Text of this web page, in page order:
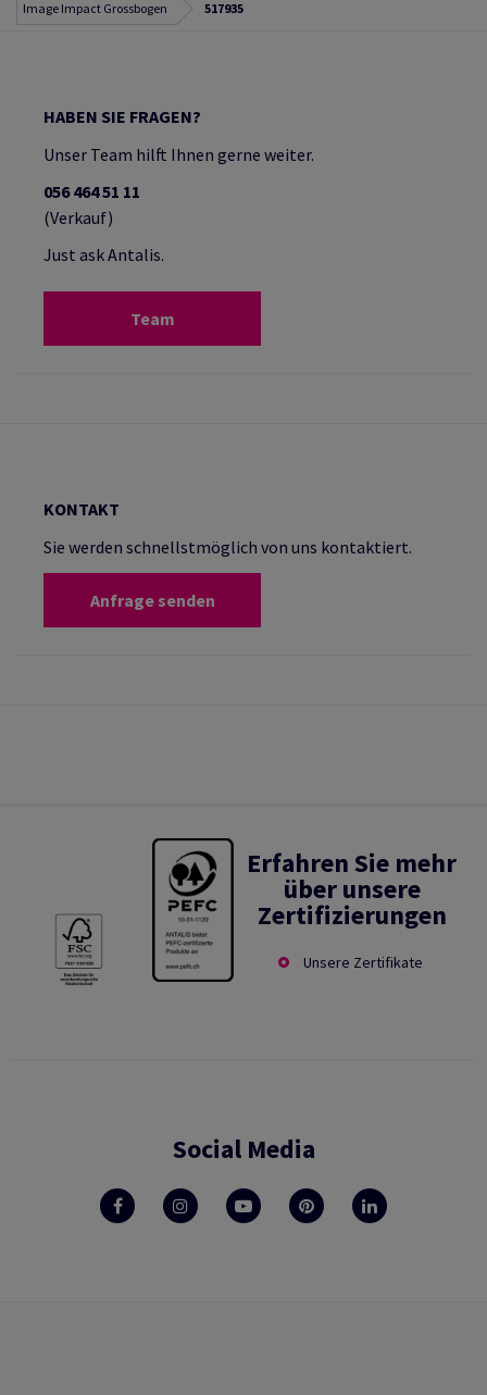
Image Impact Grossbogen 517935
HABEN SIE FRAGEN?
Unser Team hilft Ihnen gerne weiter.
056 464 51 11
(Verkauf)
Just ask Antalis.
Team
KONTAKT
Sie werden schnellstmöglich von uns kontaktiert.
Anfrage senden
Erfahren Sie mehr
über unsere
Zertifizierungen
Unsere Zertifikate
Social Media